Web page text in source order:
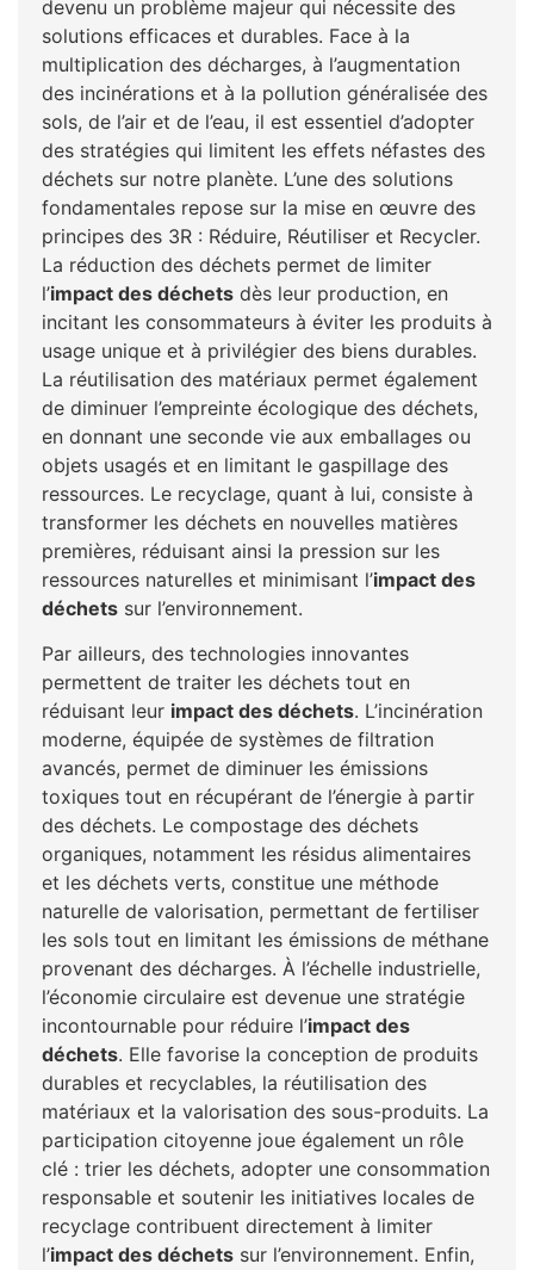
devenu un problème majeur qui nécessite des
solutions efficaces et durables. Face à la
multiplication des décharges, à l’augmentation
des incinérations et à la pollution généralisée des
sols, de l’air et de l’eau, il est essentiel d’adopter
des stratégies qui limitent les effets néfastes des
déchets sur notre planète. L’une des solutions
fondamentales repose sur la mise en œuvre des
principes des 3R : Réduire, Réutiliser et Recycler.
La réduction des déchets permet de limiter
l’impact des déchets dès leur production, en
incitant les consommateurs à éviter les produits à
usage unique et à privilégier des biens durables.
La réutilisation des matériaux permet également
de diminuer l’empreinte écologique des déchets,
en donnant une seconde vie aux emballages ou
objets usagés et en limitant le gaspillage des
ressources. Le recyclage, quant à lui, consiste à
transformer les déchets en nouvelles matières
premières, réduisant ainsi la pression sur les
ressources naturelles et minimisant l’impact des
déchets sur l’environnement.
Par ailleurs, des technologies innovantes
permettent de traiter les déchets tout en
réduisant leur impact des déchets. L’incinération
moderne, équipée de systèmes de filtration
avancés, permet de diminuer les émissions
toxiques tout en récupérant de l’énergie à partir
des déchets. Le compostage des déchets
organiques, notamment les résidus alimentaires
et les déchets verts, constitue une méthode
naturelle de valorisation, permettant de fertiliser
les sols tout en limitant les émissions de méthane
provenant des décharges. À l’échelle industrielle,
l’économie circulaire est devenue une stratégie
incontournable pour réduire l’impact des
déchets. Elle favorise la conception de produits
durables et recyclables, la réutilisation des
matériaux et la valorisation des sous-produits. La
participation citoyenne joue également un rôle
clé : trier les déchets, adopter une consommation
responsable et soutenir les initiatives locales de
recyclage contribuent directement à limiter
l’impact des déchets sur l’environnement. Enfin,